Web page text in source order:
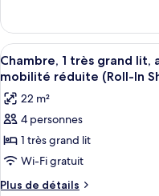
2
grands
lits,
accessible
aux
personnes
à
mobilité
réduite
(Shower)
Chambre,
grands
lits,
aux
personnes
mobilité
réduite
Afficher
toutes
les
photos
pour
ce
type
de
4
Chambre, 1 très grand lit,
mobilité réduite (Roll-In
22 m²
4 personnes
1 très grand lit
Wi-Fi gratuit
Plus de détails
Plus